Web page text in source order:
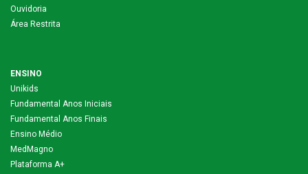
Ouvidoria
Área Restrita
ENSINO
Unikids
Fundamental Anos Iniciais
Fundamental Anos Finais
Ensino Médio
MedMagno
Plataforma A+